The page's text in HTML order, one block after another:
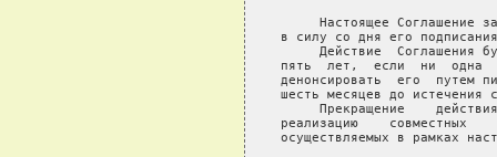
Настоящее Соглашение
в силу со дня его
Действие  Соглашения
пять  лет,  если  ни  одна
денонсировать  его  путем
шесть месяцев до истечения
Прекращение
реализацию    совместных
осуществляемых в рамках